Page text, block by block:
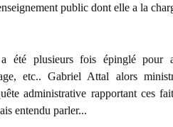
public dont elle a la
a été plusieurs fois épinglé
etc.. Gabriel Attal alors
administrative rapportant ces
entendu parler...